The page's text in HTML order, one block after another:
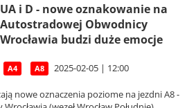
UA i D - nowe oznakowanie na
Autostradowej Obwodnicy
Wrocławia budzi duże emocje
A4 A8 2025-02-05 | 12:00
nowe oznaczenia poziome na jezdni A8 -